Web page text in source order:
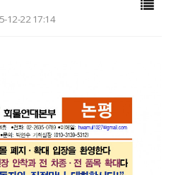
12-22 17:14